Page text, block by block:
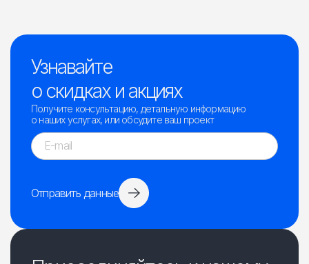
Узнавайте
о скидках и акциях
Получите консультацию, детальную информацию
о наших услугах, или обсудите ваш проект
Отправить данные